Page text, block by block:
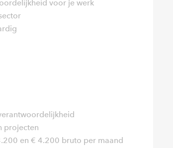
voor je werk
projecten
en € 4.200 bruto per maand